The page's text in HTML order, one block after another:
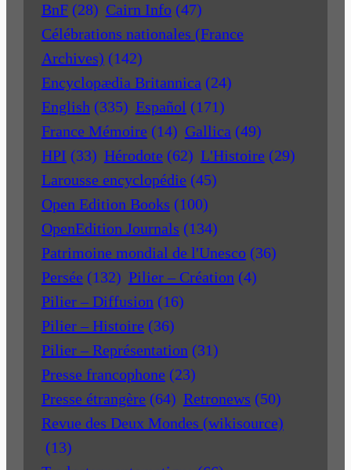
BnF (28) Cairn Info (47)
Célébrations nationales (France
Archives) (142)
Encyclopædia Britannica (24)
English (335) Español (171)
France Mémoire (14) Gallica (49)
HPI (33) Hérodote (62) L'Histoire (29)
Larousse encyclopédie (45)
Open Edition Books (100)
OpenEdition Journals (134)
Patrimoine mondial de l'Unesco (36)
Persée (132) Pilier – Création (4)
Pilier – Diffusion (16)
Pilier – Histoire (36)
Pilier – Représentation (31)
Presse francophone (23)
Presse étrangère (64) Retronews (50)
Revue des Deux Mondes (wikisource)
(13)